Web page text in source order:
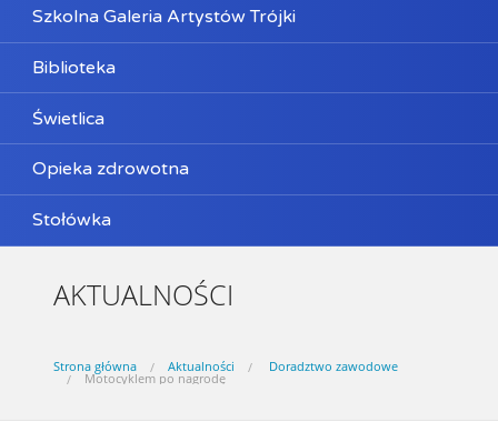
Szkolna Galeria Artystów Trójki
Biblioteka
Świetlica
Opieka zdrowotna
Stołówka
AKTUALNOŚCI
Strona główna Aktualności Doradztwo zawodowe
Motocyklem po nagrodę